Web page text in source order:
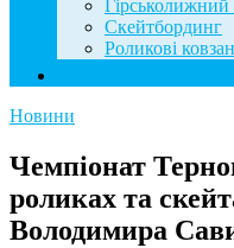
Гірськолижний
Скейтбординг
Роликові
Новини
Чемпіонат
роликах та
Володимира